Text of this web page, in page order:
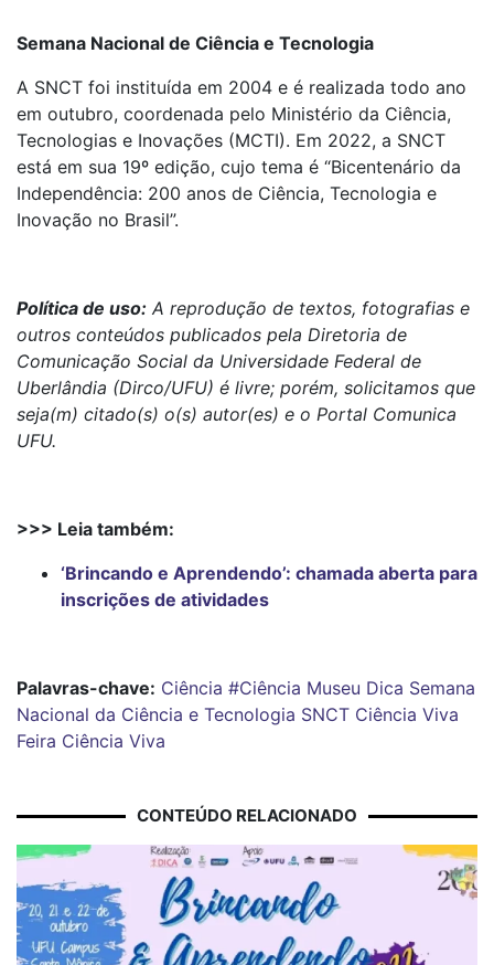
Semana Nacional de Ciência e Tecnologia
A SNCT foi instituída em 2004 e é realizada todo ano
em outubro, coordenada pelo Ministério da Ciência,
Tecnologias e Inovações (MCTI). Em 2022, a SNCT
está em sua 19º edição, cujo tema é “Bicentenário da
Independência: 200 anos de Ciência, Tecnologia e
Inovação no Brasil”.
Política de uso: A reprodução de textos, fotografias e
outros conteúdos publicados pela Diretoria de
Comunicação Social da Universidade Federal de
Uberlândia (Dirco/UFU) é livre; porém, solicitamos que
seja(m) citado(s) o(s) autor(es) e o Portal Comunica
UFU.
>>> Leia também:
‘Brincando e Aprendendo’: chamada aberta para
inscrições de atividades
Palavras-chave: Ciência #Ciência Museu Dica Semana
Nacional da Ciência e Tecnologia SNCT Ciência Viva
Feira Ciência Viva
CONTEÚDO RELACIONADO